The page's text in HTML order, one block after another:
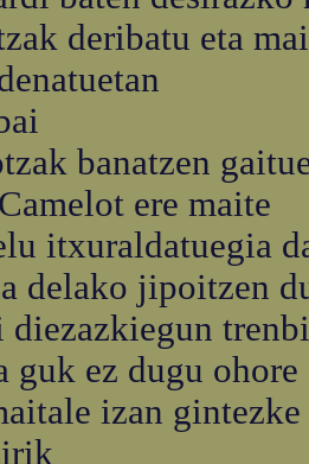
deribatu eta
banatzen
ere maite
itxuraldatuegia
delako jipoitzen
diezazkiegun
guk ez dugu
izan